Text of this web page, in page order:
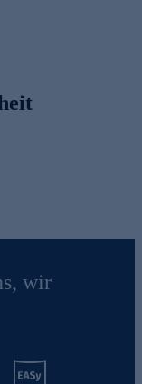
wir